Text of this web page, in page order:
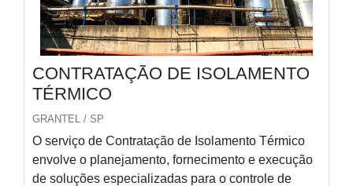
CONTRATAÇÃO DE ISOLAMENTO
TÉRMICO
GRANTEL / SP
O serviço de Contratação de Isolamento Térmico
envolve o planejamento, fornecimento e execução
de soluções especializadas para o controle de